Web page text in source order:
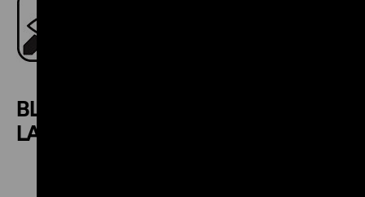
BLICK IN DAS „DEMOKRATIE-
LABOR“